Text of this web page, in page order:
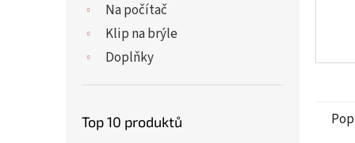
Na počítač
Klip na brýle
Doplňky
Top 10 produktů